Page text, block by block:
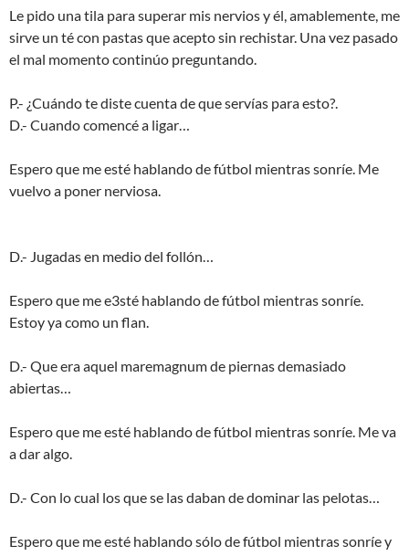
Le pido una tila para superar mis nervios y él, amablemente, me
sirve un té con pastas que acepto sin rechistar. Una vez pasado
el mal momento continúo preguntando.
P.- ¿Cuándo te diste cuenta de que servías para esto?.
D.- Cuando comencé a ligar…
Espero que me esté hablando de fútbol mientras sonríe. Me
vuelvo a poner nerviosa.
D.- Jugadas en medio del follón…
Espero que me e3sté hablando de fútbol mientras sonríe.
Estoy ya como un flan.
D.- Que era aquel maremagnum de piernas demasiado
abiertas…
Espero que me esté hablando de fútbol mientras sonríe. Me va
a dar algo.
D.- Con lo cual los que se las daban de dominar las pelotas…
Espero que me esté hablando sólo de fútbol mientras sonríe y